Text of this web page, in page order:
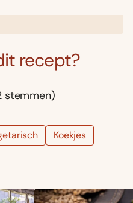
recept?
stemmen)
Koekjes